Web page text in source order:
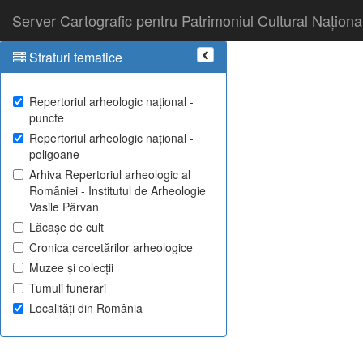
Server Cartografic pentru Patrimoniul Cultural
Straturi tematice
Repertoriul arheologic național -
puncte
Repertoriul arheologic național -
poligoane
Arhiva Repertoriul arheologic al
României - Institutul de Arheologie
Vasile Pârvan
Lăcașe de cult
Cronica cercetărilor arheologice
Muzee și colecții
Tumuli funerari
Localități din România